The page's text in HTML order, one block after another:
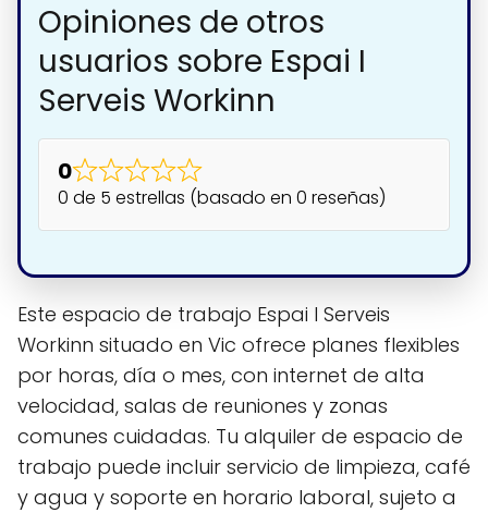
Opiniones de otros
usuarios sobre Espai I
Serveis Workinn
0
0 de 5 estrellas (basado en 0 reseñas)
Este espacio de trabajo Espai I Serveis
Workinn situado en Vic ofrece planes flexibles
por horas, día o mes, con internet de alta
velocidad, salas de reuniones y zonas
comunes cuidadas. Tu alquiler de espacio de
trabajo puede incluir servicio de limpieza, café
y agua y soporte en horario laboral, sujeto a